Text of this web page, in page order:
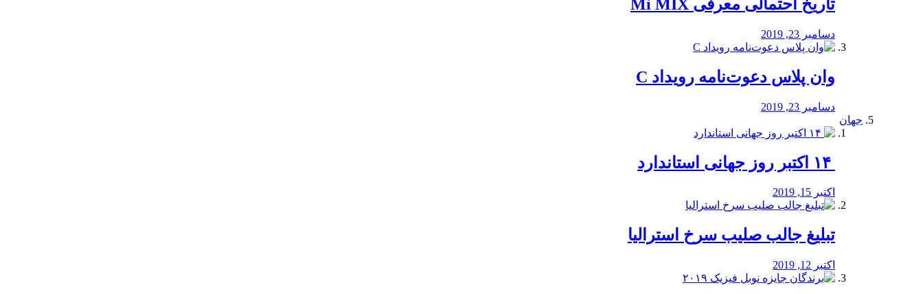
تاریخ احتمالی معرفی Mi MIX
دسامبر 23, 2019
وان پلاس دعوت‌نامه رویداد C
دسامبر 23, 2019
جهان
اکتبر 15, 2019
تبلیغ جالب صلیب سرخ استرالیا
اکتبر 12, 2019